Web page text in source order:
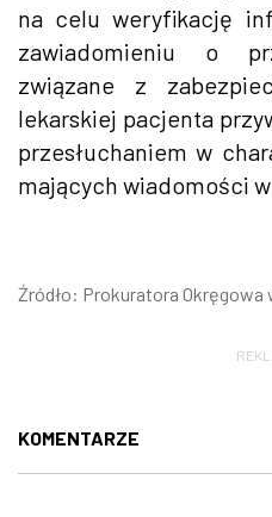
na celu weryfikację
zawiadomieniu o
związane z
lekarskiej pacjenta
przesłuchaniem w
mających wiadomości
Źródło: Prokuratora Okręgowa
KOMENTARZE